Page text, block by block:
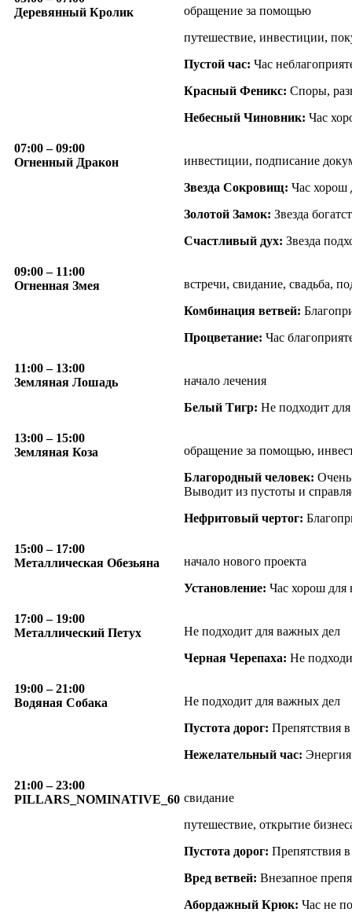
Деревянный Кролик
обращение за помощью
путешествие, инвестиции,
Пустой час: Час
Красный Феникс: Споры,
Небесный Чиновник: Час
07:00– 09:00
Огненный Дракон
инвестиции, подписание
Звезда Сокровищ: Час хорош
Золотой Замок: Звезда
Счастливый дух: Звезда
09:00– 11:00
Огненная Змея
встречи, свидание, свадьба,
Комбинация ветвей:
Процветание: Час
11:00– 13:00
Земляная Лошадь
начало лечения
Белый Тигр: Не подходит
13:00– 15:00
Земляная Коза
обращение за помощью,
Благородный человек:
Выводит из пустоты и
Нефритовый чертог:
15:00– 17:00
Металлическая Обезьяна
начало нового проекта
Установление: Час хорош для
17:00– 19:00
Металлический Петух
Не подходит для важных дел
Черная Черепаха: Не
19:00– 21:00
Водяная Собака
Не подходит для важных дел
Пустота дорог: Препятствия
Нежелательный час:
21:00– 23:00
PILLARS_NOMINATIVE_60 свидание
путешествие, открытие
Пустота дорог: Препятствия
Вред ветвей: Внезапное
Абордажный Крюк: Час не